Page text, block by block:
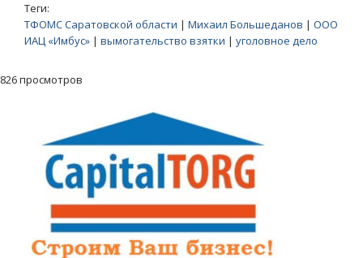
Теги:
ТФОМС Саратовской области | Михаил Большеданов | ООО
ИАЦ «Имбус» | вымогательство взятки | уголовное дело
826 просмотров